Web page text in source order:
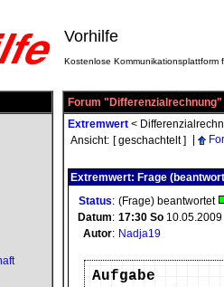
Vorhilfe
Kostenlose Kommunikationsplattform
Forum
Extremwert <
Ansicht: [ geschachtelt ]
Extremwert: Frage
Status: (Frage) beantwortet
Datum: 17:30 So 10.05.2009
Autor: Nadja19
Aufgabe